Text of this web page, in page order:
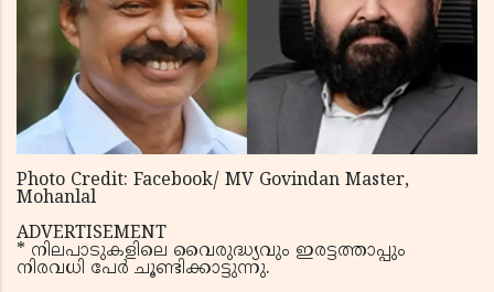
Photo Credit: Facebook/ MV Govindan Master,
Mohanlal
ADVERTISEMENT
* നിലപാടുകളിലെ വൈരുദ്ധ്യവും ഇരട്ടത്താപ്പും
നിരവധി പേർ ചൂണ്ടിക്കാട്ടുന്നു.